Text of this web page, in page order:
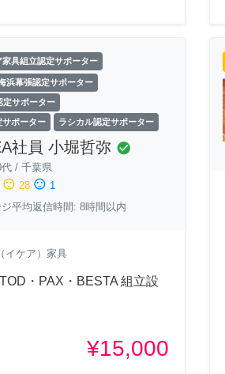
家具組立認定サポーター
浜幕張認定サポーター
定サポーター
サポーター ラシカル認定サポーター
社員 小堀哲弥 check_circle
/ 千葉県
sentiment_neutral 28 sentiment_dissatisfied 1
ジ平均返信時間: 8時間以内
イケア）家具
・PAX・BESTA 組立設
¥15,000